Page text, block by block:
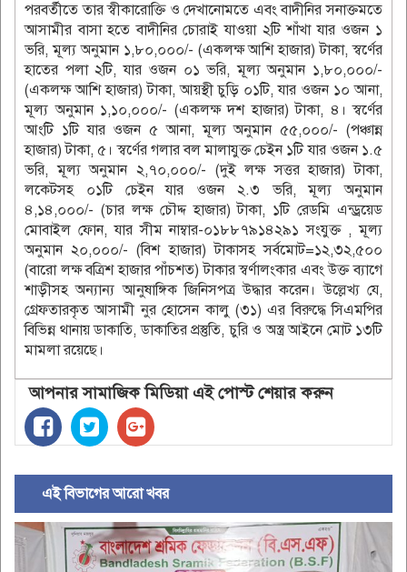
পরবর্তীতে তার স্বীকারোক্তি ও দেখানোমতে এবং বাদীনির সনাক্তমতে
আসামীর বাসা হতে বাদীনির চোরাই যাওয়া ২টি শাঁখা যার ওজন ১
ভরি, মূল্য অনুমান ১,৮০,০০০/- (একলক্ষ আশি হাজার) টাকা, স্বর্ণের
হাতের পলা ২টি, যার ওজন ০১ ভরি, মূল্য অনুমান ১,৮০,০০০/-
(একলক্ষ আশি হাজার) টাকা, আয়স্থী চুড়ি ০১টি, যার ওজন ১০ আনা,
মূল্য অনুমান ১,১০,০০০/- (একলক্ষ দশ হাজার) টাকা, ৪। স্বর্ণের
আংটি ১টি যার ওজন ৫ আনা, মূল্য অনুমান ৫৫,০০০/- (পঞ্চান্ন
হাজার) টাকা, ৫। স্বর্ণের গলার বল মালাযুক্ত চেইন ১টি যার ওজন ১.৫
ভরি, মূল্য অনুমান ২,৭০,০০০/- (দুই লক্ষ সত্তর হাজার) টাকা,
লকেটসহ ০১টি চেইন যার ওজন ২.৩ ভরি, মূল্য অনুমান
৪,১৪,০০০/- (চার লক্ষ চৌদ্দ হাজার) টাকা, ১টি রেডমি এন্ড্রয়েড
মোবাইল ফোন, যার সীম নাম্বার-০১৮৮৭৯১৪২৯১ সংযুক্ত , মূল্য
অনুমান ২০,০০০/- (বিশ হাজার) টাকাসহ সর্বমোট=১২,৩২,৫০০
(বারো লক্ষ বত্রিশ হাজার পাঁচশত) টাকার স্বর্ণালংকার এবং উক্ত ব্যাগে
শাড়ীসহ অন্যান্য আনুষাঙ্গিক জিনিসপত্র উদ্ধার করেন। উল্লেখ্য যে,
গ্রেফতারকৃত আসামী নুর হোসেন কালু (৩১) এর বিরুদ্ধে সিএমপির
বিভিন্ন থানায় ডাকাতি, ডাকাতির প্রস্তুতি, চুরি ও অস্ত্র আইনে মোট ১৩টি
মামলা রয়েছে।
আপনার সামাজিক মিডিয়া এই পোস্ট শেয়ার করুন
এই বিভাগের আরো খবর